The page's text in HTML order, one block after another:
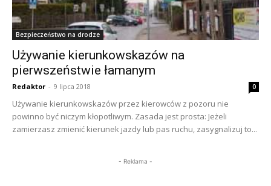
Bezpieczeństwo na drodze
Używanie kierunkowskazów na
pierwszeństwie łamanym
Redaktor - 9 lipca 2018 0
Używanie kierunkowskazów przez kierowców z pozoru nie
powinno być niczym kłopotliwym. Zasada jest prosta: Jeżeli
zamierzasz zmienić kierunek jazdy lub pas ruchu, zasygnalizuj to...
- Reklama -